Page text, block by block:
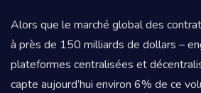
Alors que le marché global des
à près de 150 milliards de dollars –
plateformes centralisées et
capte aujourd’hui environ 6% de ce